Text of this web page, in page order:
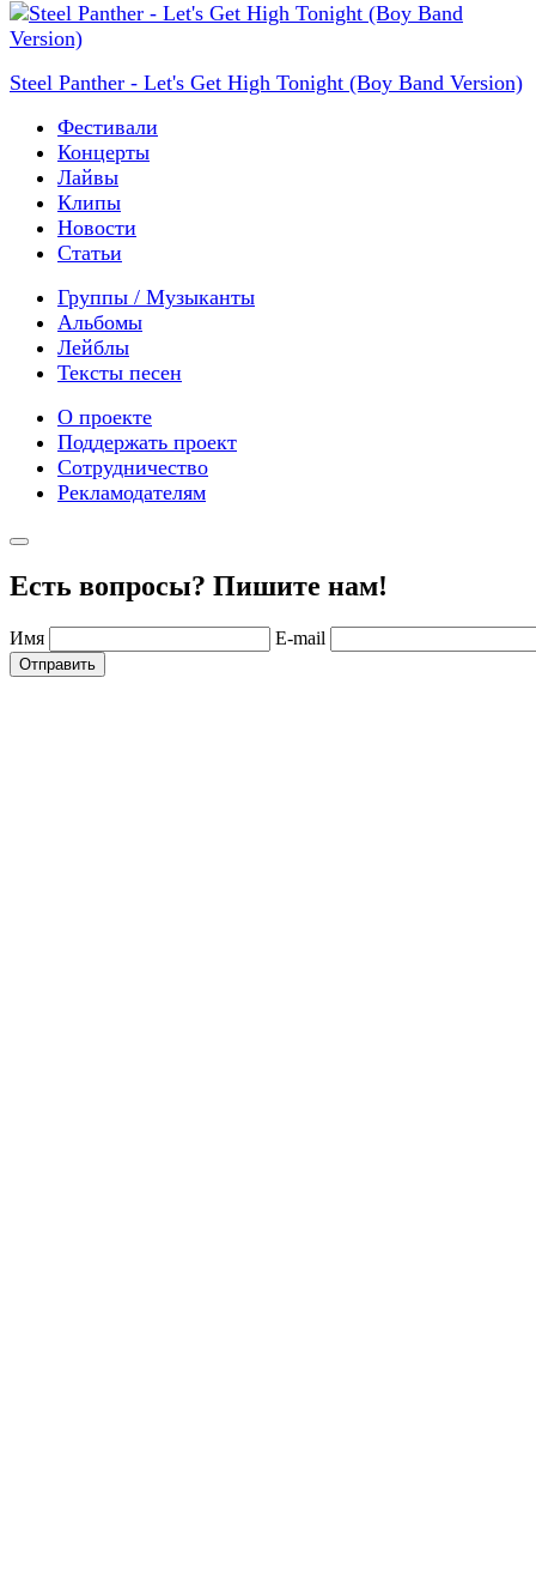
Steel Panther - Let's Get High Tonight (Boy Band Version)
Фестивали
Концерты
Лайвы
Клипы
Новости
Статьи
Группы / Музыканты
Альбомы
Лейблы
Тексты песен
О проекте
Поддержать проект
Сотрудничество
Рекламодателям
Есть вопросы? Пишите нам!
Имя E-mail